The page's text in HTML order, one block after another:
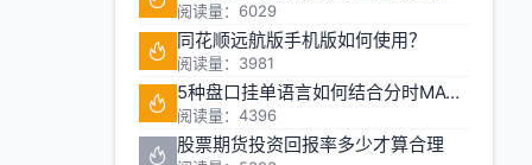
阅读量：6029
同花顺远航版手机版如何使用？
阅读量：3981
5种盘口挂单语言如何结合分时MACD判断买卖点
阅读量：4396
股票期货投资回报率多少才算合理